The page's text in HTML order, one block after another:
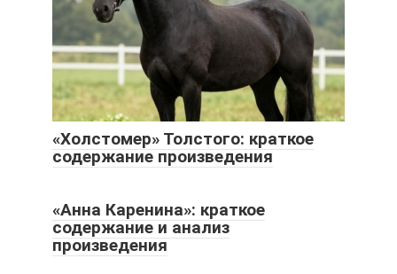
«Холстомер» Толстого: краткое
содержание произведения
«Анна Каренина»: краткое
содержание и анализ
произведения